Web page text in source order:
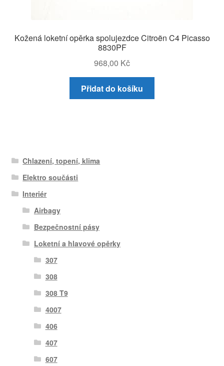
Kožená loketní opěrka spolujezdce Citroën C4 Picasso
8830PF
968,00 Kč
Přidat do košíku
Chlazení, topení, klima
Elektro součásti
Interiér
Airbagy
Bezpečnostní pásy
Loketní a hlavové opěrky
307
308
308 T9
4007
406
407
607